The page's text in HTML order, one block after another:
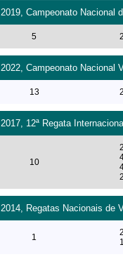
2019, Campeonato Nacional
5
2022, Campeonato Nacional
13
2017, 12ª Regata
10
2014, Regatas Nacionais de
1